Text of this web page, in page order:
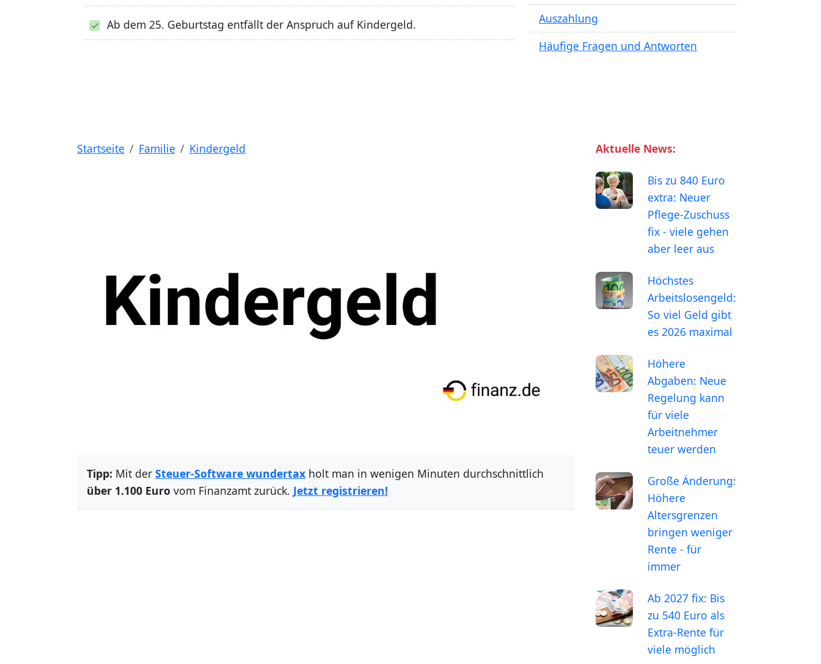
Ab dem 25. Geburtstag entfällt der Anspruch auf Kindergeld.
Auszahlung
Häufige Fragen und Antworten
Startseite Familie Kindergeld
Tipp: Mit der Steuer-Software wundertax holt man in wenigen Minuten durchschnittlich
über 1.100 Euro vom Finanzamt zurück. Jetzt registrieren!
Aktuelle News:
Bis zu 840 Euro
extra: Neuer
Pflege-Zuschuss
fix - viele gehen
aber leer aus
Höchstes
Arbeitslosengeld:
So viel Geld gibt
es 2026 maximal
Höhere
Abgaben: Neue
Regelung kann
für viele
Arbeitnehmer
teuer werden
Große Änderung:
Höhere
Altersgrenzen
bringen weniger
Rente - für
immer
Ab 2027 fix: Bis
zu 540 Euro als
Extra-Rente für
viele möglich